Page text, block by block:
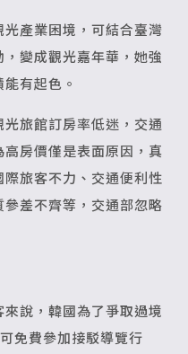
產業困境，可結合臺灣
變成觀光嘉年華，她強
有起色。
旅館訂房率低迷，交通
房價僅是表面原因，真
旅客不力、交通便利性
差不齊等，交通部忽略
說，韓國為了爭取過境
免費參加接駁導覽行